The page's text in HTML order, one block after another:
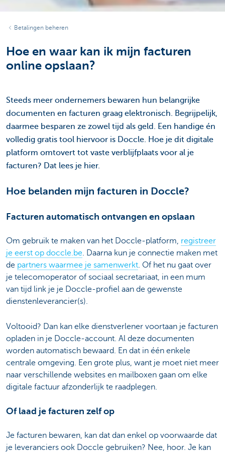
Betalingen beheren
Hoe en waar kan ik mijn facturen
online opslaan?
Steeds meer ondernemers bewaren hun belangrijke
documenten en facturen graag elektronisch. Begrijpelijk,
daarmee besparen ze zowel tijd als geld. Een handige én
volledig gratis tool hiervoor is Doccle. Hoe je dit digitale
platform omtovert tot vaste verblijfplaats voor al je
facturen? Dat lees je hier.
Hoe belanden mijn facturen in Doccle?
Facturen automatisch ontvangen en opslaan
Om gebruik te maken van het Doccle-platform, registreer
je eerst op doccle.be. Daarna kun je connectie maken met
de partners waarmee je samenwerkt. Of het nu gaat over
je telecomoperator of sociaal secretariaat, in een mum
van tijd link je je Doccle-profiel aan de gewenste
dienstenleverancier(s).
Voltooid? Dan kan elke dienstverlener voortaan je facturen
opladen in je Doccle-account. Al deze documenten
worden automatisch bewaard. En dat in één enkele
centrale omgeving. Een grote plus, want je moet niet meer
naar verschillende websites en mailboxen gaan om elke
digitale factuur afzonderlijk te raadplegen.
Of laad je facturen zelf op
Je facturen bewaren, kan dat dan enkel op voorwaarde dat
je leveranciers ook Doccle gebruiken? Nee, hoor. Je kan